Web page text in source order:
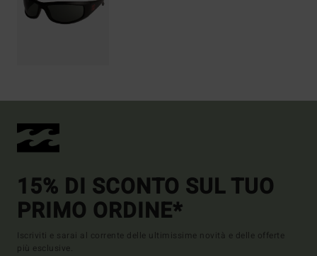
15% DI SCONTO SUL TUO
PRIMO ORDINE*
Iscriviti e sarai al corrente delle ultimissime novità e delle offerte
più esclusive.